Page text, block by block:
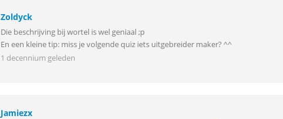
Zoldyck
Die beschrijving bij wortel is wel geniaal ;p
En een kleine tip: miss je volgende quiz iets uitgebreider maker? ^^
1 decennium geleden
Jamiezx